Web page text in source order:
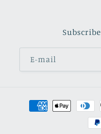
E-mail
Métodos